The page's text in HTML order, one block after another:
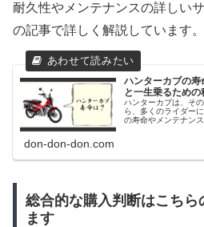
耐久性やメンテナンスの詳しい
の記事で詳しく解説しています。
ハンターカブの
と一生乗るための
ハンターカブは、そ
ら、多くのライダー
の寿命やメンテナン
don-don-don.com
総合的な購入判断はこちら
ます